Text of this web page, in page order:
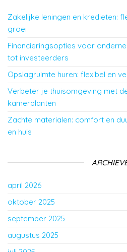
Zakelijke leningen en kredieten:
groei
Financieringsopties voor
tot investeerders
Opslagruimte huren: flexibel en
Verbeter je thuisomgeving met
kamerplanten
Zachte materialen: comfort en
en huis
april 2026
oktober 2025
september 2025
augustus 2025